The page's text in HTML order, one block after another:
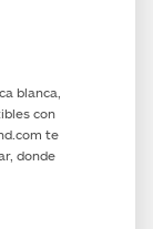
blanca,
con
te
donde